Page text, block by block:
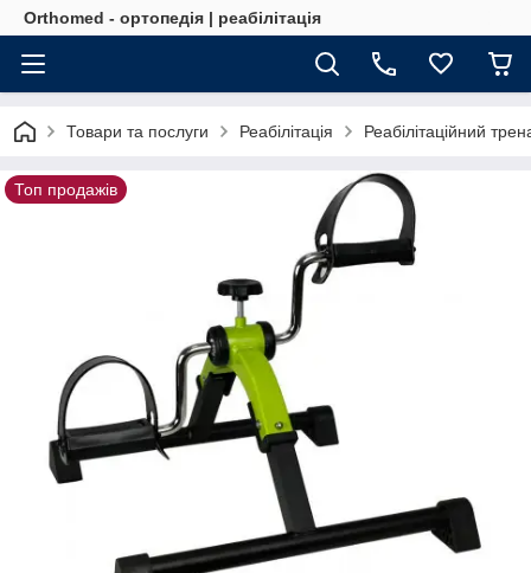
Orthomed - ортопедія | реабілітація
Товари та послуги Реабілітація Реабілітаційний
Топ продажів